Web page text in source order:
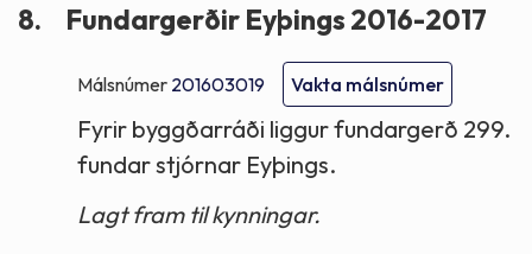
8. Fundargerðir Eyþings 2016-2017
Málsnúmer 201603019 Vakta málsnúmer
Fyrir byggðarráði liggur fundargerð 299.
fundar stjórnar Eyþings.
Lagt fram til kynningar.